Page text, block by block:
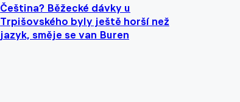
Čeština? Běžecké dávky u
Trpišovského byly ještě horší než
jazyk, směje se van Buren